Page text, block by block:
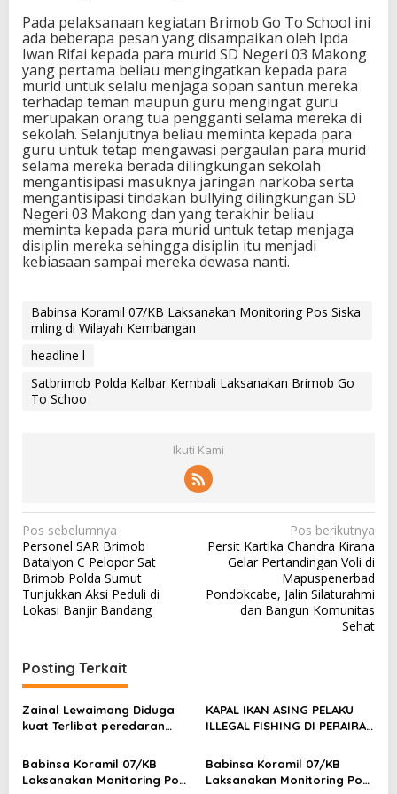
Pada pelaksanaan kegiatan Brimob Go To School ini
ada beberapa pesan yang disampaikan oleh Ipda
Iwan Rifai kepada para murid SD Negeri 03 Makong
yang pertama beliau mengingatkan kepada para
murid untuk selalu menjaga sopan santun mereka
terhadap teman maupun guru mengingat guru
merupakan orang tua pengganti selama mereka di
sekolah. Selanjutnya beliau meminta kepada para
guru untuk tetap mengawasi pergaulan para murid
selama mereka berada dilingkungan sekolah
mengantisipasi masuknya jaringan narkoba serta
mengantisipasi tindakan bullying dilingkungan SD
Negeri 03 Makong dan yang terakhir beliau
meminta kepada para murid untuk tetap menjaga
disiplin mereka sehingga disiplin itu menjadi
kebiasaan sampai mereka dewasa nanti.
Babinsa Koramil 07/KB Laksanakan Monitoring Pos Siska
mling di Wilayah Kembangan
headline l
Satbrimob Polda Kalbar Kembali Laksanakan Brimob Go
To Schoo
Ikuti Kami
N
a
v
i
s
i
p
o
s
Pos sebelumnya
Personel SAR Brimob
Batalyon C Pelopor Sat
Brimob Polda Sumut
Tunjukkan Aksi Peduli di
Lokasi Banjir Bandang
Pos berikutnya
Persit Kartika Chandra Kirana
Gelar Pertandingan Voli di
Mapuspenerbad
Pondokcabe, Jalin Silaturahmi
dan Bangun Komunitas
Sehat
Posting Terkait
Zainal Lewaimang Diduga
kuat Terlibat peredaran
KAPAL IKAN ASING PELAKU
ILLEGAL FISHING DI PERAIRAN
DITANGKAP TNI AL
Babinsa Koramil 07/KB
Laksanakan Monitoring Pos
Babinsa Koramil 07/KB
Laksanakan Monitoring Pos